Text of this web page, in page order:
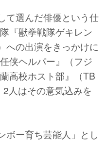
て選んだ俳優という仕
『獣拳戦隊ゲキレン
への出演をきっかけに
侠ヘルパー』（フジ
高校ホスト部』（TB
人はその意気込みを
ー育ち芸能人」とし